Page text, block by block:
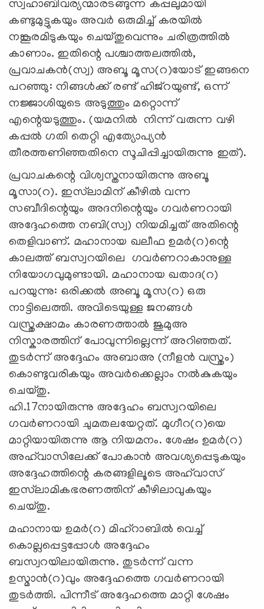
സ്വഹാബിവര്യന്മാരടങ്ങുന്ന കപ്പലുമായി
കണ്ടുമുട്ടുകയും അവർ ഒരുമിച്ച് കരയിൽ
നങ്കൂരമിടുകയും ചെയ്തുവെന്നും ചരിത്രത്തില്‍
കാണാം. ഇതിന്റെ പശ്ചാത്തലത്തില്‍,
പ്രവാചകൻ(സ്വ) അബൂ മൂസ(റ)യോട് ഇങ്ങനെ
പറഞ്ഞു: നിങ്ങൾക്ക് രണ്ട് ഹിജ്റയുണ്ട്, ഒന്ന്
നജ്ജാശിയുടെ അടുത്തും മറ്റൊന്ന്
എന്റെയടുത്തും. (യമനിൽ നിന്ന് വരുന്ന വഴി
കപ്പൽ ഗതി തെറ്റി എത്യോപ്യൻ
തീരത്തണിഞ്ഞതിനെ സൂചിപ്പിച്ചായിരുന്നു ഇത്).
പ്രവാചകന്റെ വിശ്വസ്തനായിരുന്നു അബൂ
മൂസാ(റ). ഇസ്‍ലാമിന് കീഴിൽ വന്ന
സബീദിന്റെയും അദനിന്റെയും ഗവർണറായി
അദ്ദേഹത്തെ നബി(സ്വ) നിയമിച്ചത് അതിന്റെ
തെളിവാണ്. മഹാനായ ഖലീഫ ഉമര്‍(റ)ന്റെ
കാലത്ത് ബസ്വറയിലെ ഗവർണറാകാനുള്ള
നിയോഗവുമുണ്ടായി. മഹാനായ ഖതാദ(റ)
പറയുന്നു: ഒരിക്കൽ അബൂ മൂസ(റ) ഒരു
നാട്ടിലെത്തി. അവിടെയുള്ള ജനങ്ങൾ
വസ്ത്രക്ഷാമം കാരണത്താൽ ജുമുഅ
നിസ്കാരത്തിന് പോവുന്നില്ലെന്ന് അറിഞ്ഞത്.
തുടർന്ന് അദ്ദേഹം അബാഅ (നീളൻ വസ്ത്രം)
കൊണ്ടുവരികയും അവർക്കെല്ലാം നല്‍കുകയും
ചെയ്തു.
ഹി.17നായിരുന്നു അദ്ദേഹം ബസ്വറയിലെ
ഗവർണറായി ചുമതലയേറ്റത്. മുഗീറ(റ)യെ
മാറ്റിയായിരുന്നു ആ നിയമനം. ശേഷം ഉമർ(റ)
അഹ്‌വാസിലേക്ക് പോകാൻ അവശ്യപ്പെടുകയും
അദ്ദേഹത്തിന്റെ കരങ്ങളിലൂടെ അഹ്‌വാസ്
ഇസ്‍ലാമികഭരണത്തിന് കീഴിലാവുകയും
ചെയ്തു.
മഹാനായ ഉമർ(റ) മിഹ്റാബിൽ വെച്ച്
കൊല്ലപ്പെട്ടപ്പോൾ അദ്ദേഹം
ബസ്വറയിലായിരുന്നു. തുടര്‍ന്ന് വന്ന
ഉസ്മാന്‍(റ)വും അദ്ദേഹത്തെ ഗവർണറായി
തുടർത്തി. പിന്നീട് അദ്ദേഹത്തെ മാറ്റി ശേഷം